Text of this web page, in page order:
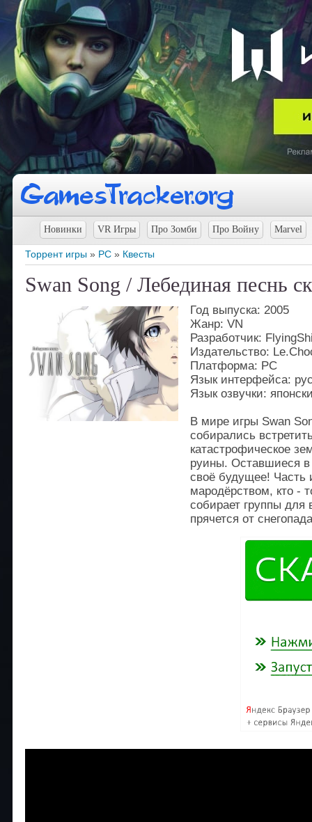
Новинки VR Игры Про Зомби Про Войну Marvel
Торрент игры » PC » Квесты
Swan Song / Лебединая песнь
Год выпуска: 2005
Жанр: VN
Разработчик:
Издательство:
Платформа: PC
Язык интерфейса:
Язык озвучки:
В мире игры Swan
собирались
катастрофическое
руины. Оставшиеся
своё будущее! Часть
мародёрством, кто -
собирает группы для
прячется от